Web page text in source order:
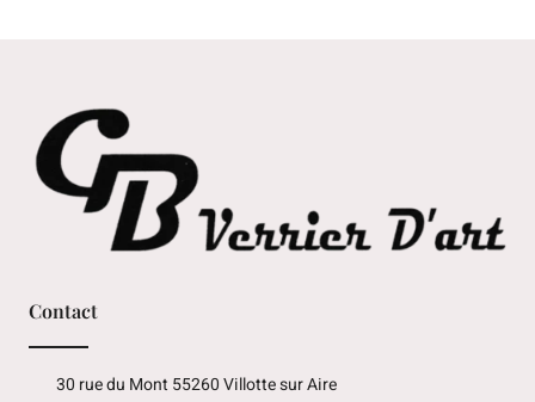
Contact
30 rue du Mont 55260 Villotte sur Aire